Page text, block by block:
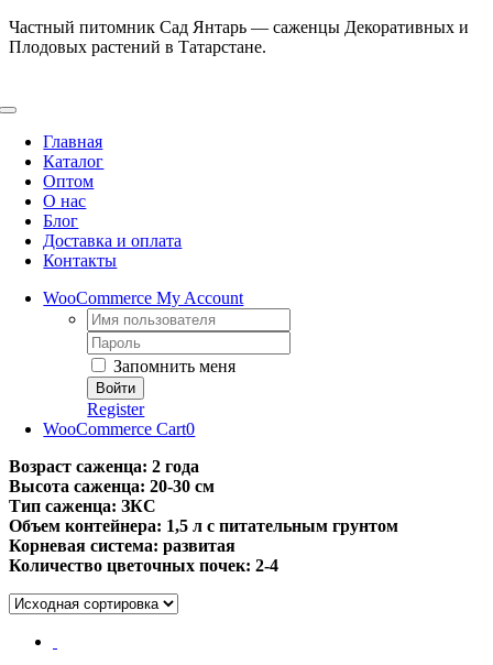
Skip
to
Частный питомник Сад Янтарь — саженцы Декоративных и
Плодовых растений в Татарстане.
Toggle
NavigationГлавная
Каталог
Оптом
О нас
Блог
Доставка и оплата
Контакты
WooCommerce My Account
Username:
Password:
Запомнить меня
Register
WooCommerce Cart0
Возраст саженца: 2 года
Высота саженца: 20-30 см
Тип саженца: ЗКС
Объем контейнера: 1,5 л с питательным грунтом
Корневая система: развитая
Количество цветочных почек: 2-4